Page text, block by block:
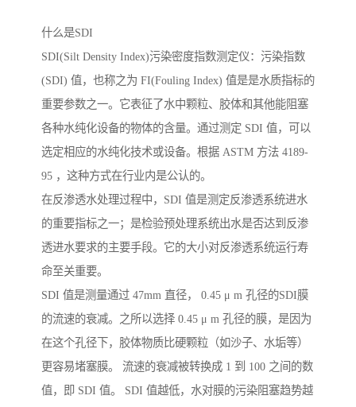
什么是SDI
SDI(Silt Density Index)污染密度指数测定仪：污染指数
(SDI) 值，也称之为 FI(Fouling Index) 值是是水质指标的
重要参数之一。它表征了水中颗粒、胶体和其他能阻塞
各种水纯化设备的物体的含量。通过测定 SDI 值，可以
选定相应的水纯化技术或设备。根据 ASTM 方法 4189-
95 ，这种方式在行业内是公认的。
在反渗透水处理过程中，SDI 值是测定反渗透系统进水
的重要指标之一；是检验预处理系统出水是否达到反渗
透进水要求的主要手段。它的大小对反渗透系统运行寿
命至关重要。
SDI 值是测量通过 47mm 直径， 0.45 μ m 孔径的SDI膜
的流速的衰减。之所以选择 0.45 μ m 孔径的膜，是因为
在这个孔径下，胶体物质比硬颗粒（如沙子、水垢等）
更容易堵塞膜。 流速的衰减被转换成 1 到 100 之间的数
值，即 SDI 值。 SDI 值越低，水对膜的污染阻塞趋势越